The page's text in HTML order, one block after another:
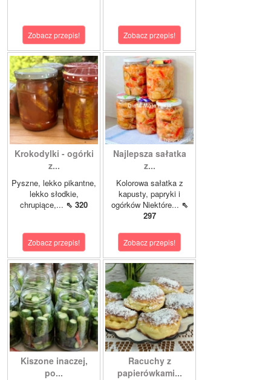
Zobacz przepis! Zobacz przepis!
Krokodylki - ogórki
z...
Pyszne, lekko pikantne,
lekko słodkie,
chrupiące,... ⇖ 320
Zobacz przepis!
Najlepsza sałatka
z...
Kolorowa sałatka z
kapusty, papryki i
ogórków Niektóre... ⇖
297
Zobacz przepis!
Kiszone inaczej,
po...
Racuchy z
papierówkami...